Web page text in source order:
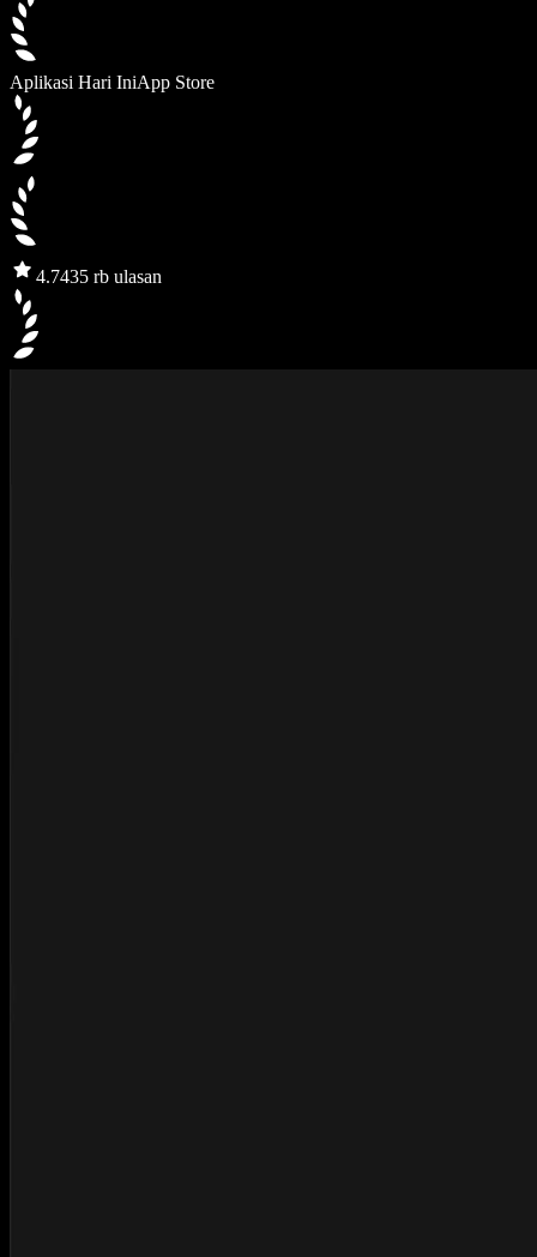
Aplikasi Hari IniApp Store
4.7435 rb ulasan